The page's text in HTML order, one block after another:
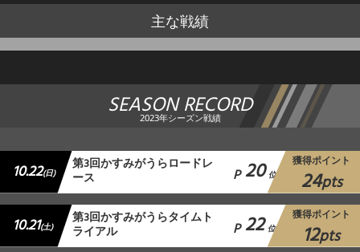
主な戦績
SEASON RECORD
2023年シーズン戦績
10.22(日) 第3回かすみがうらロードレ
ース P 20 位
獲得ポイント
24pts
10.21(土) 第3回かすみがうらタイムト
ライアル P 22 位
獲得ポイント
12pts